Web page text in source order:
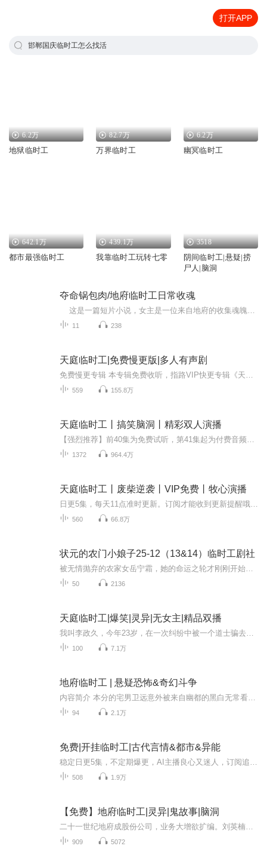
打开APP
邯郸国庆临时工怎么找活
6.2万
地狱临时工
82.7万
万界临时工
6.2万
幽冥临时工
642.1万
都市最强临时工
439.1万
我靠临时工玩转七零
3518
阴间临时工|悬疑|捞
尸人|脑洞
夺命锅包肉/地府临时工日常收魂
11 238
天庭临时工|免费慢更版|多人有声剧
559 155.8万
天庭临时工丨搞笑脑洞丨精彩双人演播
1372 964.4万
天庭临时工丨废柴逆袭丨VIP免费丨牧心演播
560 66.8万
状元的农门小娘子25-12（13&14）临时工剧社
50 2136
天庭临时工|爆笑|灵异|无女主|精品双播
100 7.1万
地府临时工 | 悬疑恐怖&奇幻斗争
94 2.1万
免费|开挂临时工|古代言情&都市&异能
508 1.9万
【免费】地府临时工|灵异|鬼故事|脑洞
909 5072